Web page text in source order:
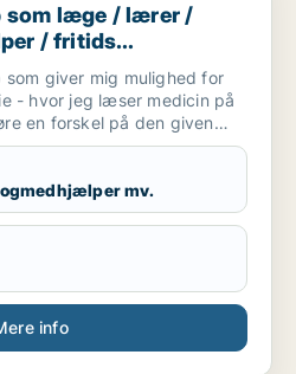
som læge / lærer /
/ fritids
giver mig mulighed for
- hvor jeg læser medicin på
en forskel på den given
mv.
info